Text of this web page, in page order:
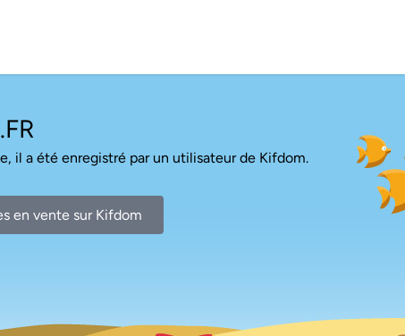
il a été enregistré par un utilisateur de Kifdom.
en vente sur Kifdom